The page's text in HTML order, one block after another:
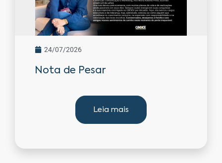
24/07/2026
Nota de Pesar
Leia mais